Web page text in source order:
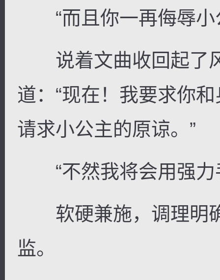
“而且你一再侮辱小
说着文曲收回起了
道：“现在！我要求你
请求小公主的原谅。”
“不然我将会用强力
软硬兼施，调理明
监。